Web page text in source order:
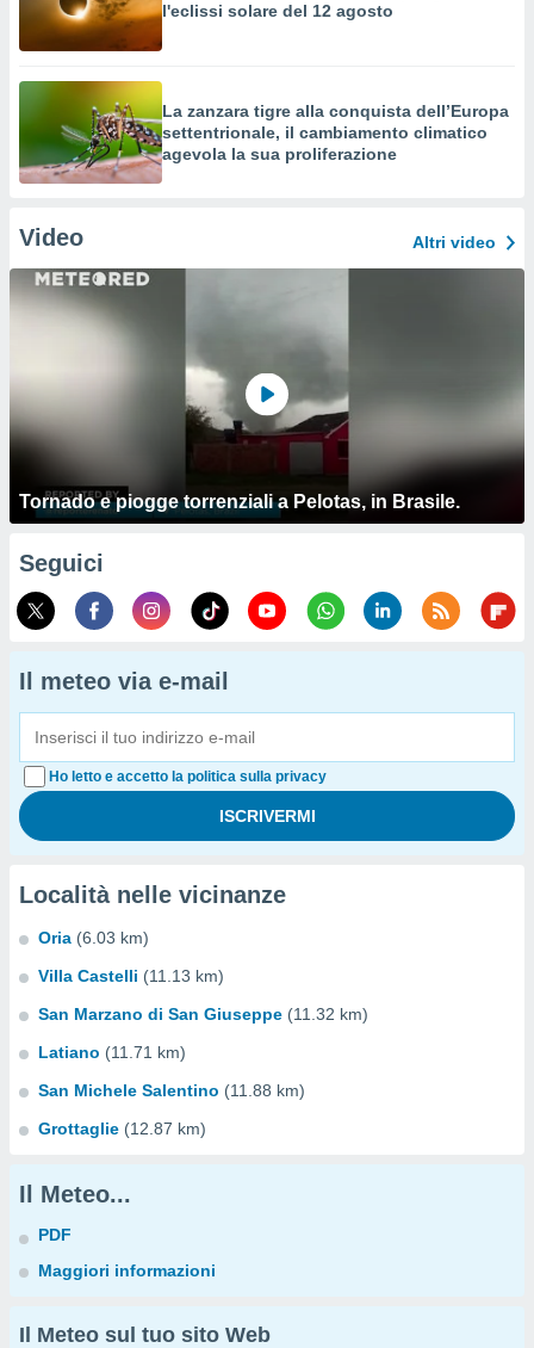
l'eclissi solare del 12 agosto
La zanzara tigre alla conquista dell’Europa
settentrionale, il cambiamento climatico
agevola la sua proliferazione
Video Altri video
Tornado e piogge torrenziali a Pelotas, in Brasile.
Seguici
Il meteo via e-mail
Ho letto e accetto la politica sulla privacy
Località nelle vicinanze
Oria (6.03 km)
Villa Castelli (11.13 km)
San Marzano di San Giuseppe (11.32 km)
Latiano (11.71 km)
San Michele Salentino (11.88 km)
Grottaglie (12.87 km)
Il Meteo...
PDF
Maggiori informazioni
Il Meteo sul tuo sito Web